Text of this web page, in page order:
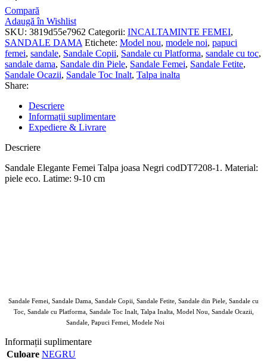
Compară
Adaugă în Wishlist
SKU: 3819d55e7962 Categorii: INCALTAMINTE FEMEI,
SANDALE DAMA Etichete: Model nou, modele noi, papuci
femei, sandale, Sandale Copii, Sandale cu Platforma, sandale cu toc,
sandale dama, Sandale din Piele, Sandale Femei, Sandale Fetite,
Sandale Ocazii, Sandale Toc Inalt, Talpa inalta
Share:
Descriere
Informații suplimentare
Expediere & Livrare
Descriere
Sandale Elegante Femei Talpa joasa Negri codDT7208-1. Material:
piele eco. Latime: 9-10 cm
Sandale Femei, Sandale Dama, Sandale Copii, Sandale Fetite, Sandale din Piele, Sandale cu
Toc, Sandale cu Platforma, Sandale Toc Inalt, Talpa Inalta, Model Nou, Sandale Ocazii,
Sandale, Papuci Femei, Modele Noi
Informații suplimentare
Culoare NEGRU